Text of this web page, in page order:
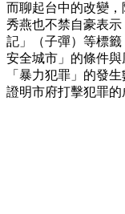
而聊起台中的改變
秀燕也不禁自豪表
記」（子彈）等標
安全城市」的條件
「暴力犯罪」的發
證明市府打擊犯罪的